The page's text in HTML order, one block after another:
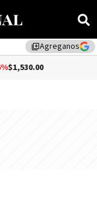
library_addAgreganos